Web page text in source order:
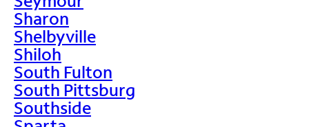
Sharon
Shelbyville
Shiloh
South Fulton
South Pittsburg
Southside